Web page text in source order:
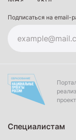
Подписаться на email-
Специалистам